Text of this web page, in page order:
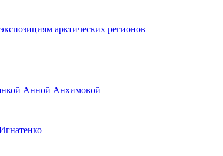
арктических регионов
Анной Анхимовой